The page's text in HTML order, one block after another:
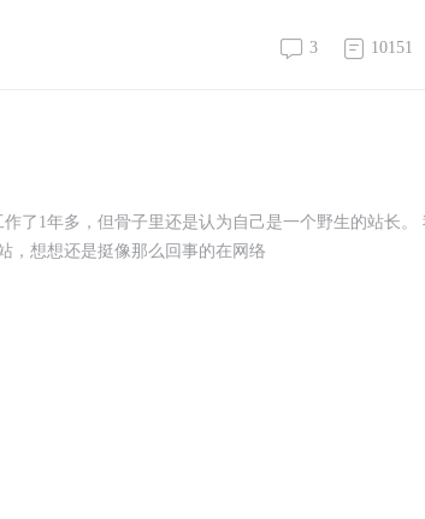
3 10151
了1年多，但骨子里还是认为自己是一个野生的站长。
，想想还是挺像那么回事的在网络